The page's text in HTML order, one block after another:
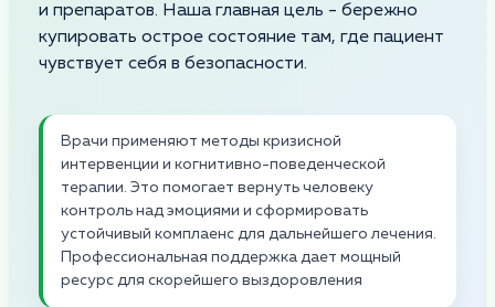
и препаратов. Наша главная цель - бережно
купировать острое состояние там, где пациент
чувствует себя в безопасности.
Врачи применяют методы кризисной
интервенции и когнитивно-поведенческой
терапии. Это помогает вернуть человеку
контроль над эмоциями и сформировать
устойчивый комплаенс для дальнейшего лечения.
Профессиональная поддержка дает мощный
ресурс для скорейшего выздоровления